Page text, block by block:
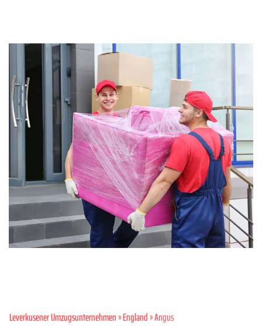
Leverkusener Umzugsunternehmen»England» Angus